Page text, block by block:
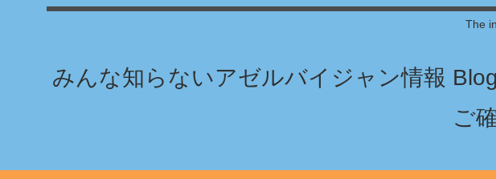
The
みんな知らないアゼルバイジャン情報
ご